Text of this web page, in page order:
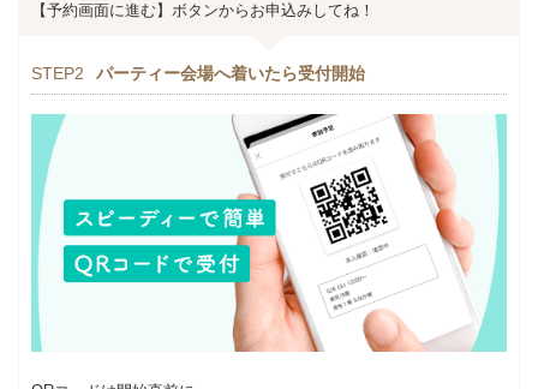
【予約画面に進む】ボタンからお申込みしてね！
STEP2 パーティー会場へ着いたら受付開始